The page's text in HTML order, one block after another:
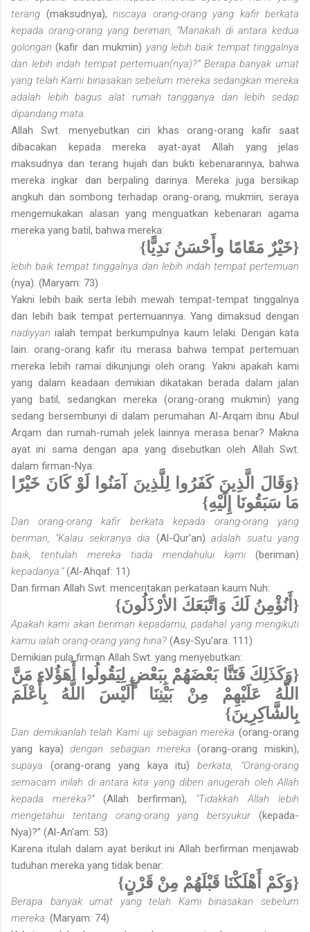
terang (maksudnya), niscaya orang-orang yang kafir berkata
kepada orang-orang yang beriman, "Manakah di antara kedua
golongan(kafir dan mukmin) yang lebih baik tempat tinggalnya
dan lebih indah tempat pertemuan(nya)?” Berapa banyak umat
yang telah Kami binasakan sebelum mereka sedangkan mereka
adalah lebih bagus alat rumah tangganya dan lebih sedap
dipandang mata.
Allah Swt. menyebutkan ciri khas orang-orang kafir saat
dibacakan kepada mereka ayat-ayat Allah yang jelas
maksudnya dan terang hujah dan bukti kebenarannya, bahwa
mereka ingkar dan berpaling darinya. Mereka juga bersikap
angkuh dan sombong terhadap orang-orang, mukmin, seraya
mengemukakan alasan yang menguatkan kebenaran agama
mereka yang batil, bahwa mereka:
{خَيْرٌ مَقَامًا وأَحْسَنُ نَدِيًّا}
lebih baik tempat tinggalnya dan lebih indah tempat pertemuan
(nya). (Maryam: 73)
Yakni lebih baik serta lebih mewah tempat-tempat tinggalnya
dan lebih baik tempat pertemuannya. Yang dimaksud dengan
nadiyyanialah tempat berkumpulnya kaum lelaki. Dengan kata
lain. orang-orang kafir itu merasa bahwa tempat pertemuan
mereka lebih ramai dikunjungi oleh orang. Yakni apakah kami
yang dalam keadaan demikian dikatakan berada dalam jalan
yang batil, sedangkan mereka (orang-orang mukmin) yang
sedang bersembunyi di dalam perumahan Al-Arqam ibnu Abul
Arqam dan rumah-rumah jelek lainnya merasa benar? Makna
ayat ini sama dengan apa yang disebutkan oleh Allah Swt.
dalam firman-Nya:
{وَقَالَ الَّذِينَ كَفَرُوا لِلَّذِينَ آمَنُوا لَوْ كَانَ خَيْرًا
مَا سَبَقُونَا إِلَيْهِ}
Dan orang-orang kafir berkata kepada orang-orang yang
beriman, "Kalau sekiranya dia (Al-Qur'an)adalah suatu yang
baik, tentulah mereka tiada mendahului kami (beriman)
kepadanya.”(Al-Ahqaf: 11)
Dan firman Allah Swt. menceritakan perkataan kaum Nuh:
{أَنُؤْمِنُ لَكَ وَاتَّبَعَكَ الأرْذَلُونَ}
Apakah kami akan beriman kepadamu, padahal yang mengikuti
kamu ialah orang-orang yang hina? (Asy-Syu'ara: 111)
Demikian pula firman Allah Swt. yang menyebutkan:
{وَكَذَلِكَ فَتَنَّا بَعْضَهُمْ بِبَعْضٍ لِيَقُولُوا أَهَؤُلاءِ مَنَّ
اللَّهُ عَلَيْهِمْ مِنْ بَيْنِنَا أَلَيْسَ اللَّهُ بِأَعْلَمَ
بِالشَّاكِرِينَ}
Dan demikianlah telah Kami uji sebagian mereka (orang-orang
yang kaya)dengan sebagian mereka(orang-orang miskin),
supaya (orang-orang yang kaya itu)berkata, "Orang-orang
semacam inilah di antara kita yang diberi anugerah oleh Allah
kepada mereka?” (Allah berfirman), "Tidakkah Allah lebih
mengetahui tentang orang-orang yang bersyukur (kepada-
Nya)?” (Al-An'am: 53)
Karena itulah dalam ayat berikut ini Allah berfirman menjawab
tuduhan mereka yang tidak benar:
{وَكَمْ أَهْلَكْنَا قَبْلَهُمْ مِنْ قَرْنٍ}
Berapa banyak umat yang telah Kami binasakan sebelum
mereka. (Maryam: 74)